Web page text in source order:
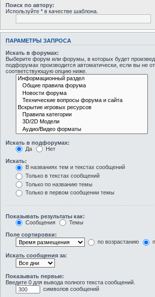
Поиск по автору:
Используйте * в качестве шаблона.
ПАРАМЕТРЫ ЗАПРОСА
Искать в форумах:
Выберите форум или форумы, в которых будет
подфорумах производится автоматически, если вы не
соответствующую опцию ниже.
Искать в подфорумах:
Да
Нет
Искать:
В названиях тем и текстах сообщений
Только в текстах сообщений
Только по названию темы
Только в первом сообщении темы
Показывать результаты как:
Сообщения
Темы
Поле сортировки:
по возрастанию
Искать сообщения за:
Показывать первые:
Введите 0 для вывода полного текста сообщений.
символов сообщений